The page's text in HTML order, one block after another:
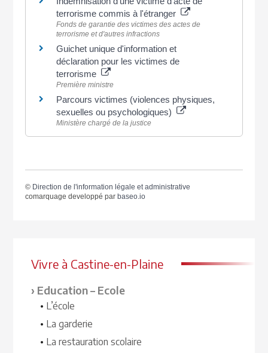
Vivre à Castine-en-Plaine
Education – Ecole
L’école
La garderie
La restauration scolaire
terrorisme commis à l'étranger
Fonds de garantie des victimes des actes de
terrorisme et d'autres infractions
Guichet unique d'information et
déclaration pour les victimes de
terrorisme
Première ministre
Parcours victimes (violences physiques,
sexuelles ou psychologiques)
Ministère chargé de la justice
© Direction de l'information légale et administrative
comarquage developpé par baseo.io